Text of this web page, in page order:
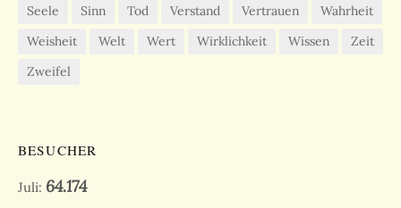
Seele
Sinn Tod Verstand Vertrauen
Wahrheit
Weisheit
Welt Wert Wirklichkeit Wissen
Zeit
Zweifel
BESUCHER
Juli: 64.174